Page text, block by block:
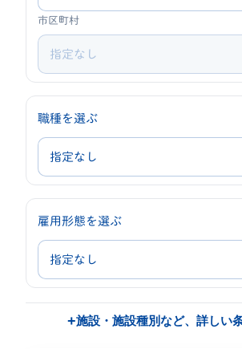
市区町村
職種を選ぶ
職
雇用形態を選ぶ
雇
形
態
+施設・施設種別など、詳しい